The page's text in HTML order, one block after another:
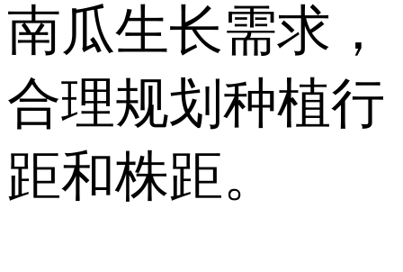
南瓜生长需求，
合理规划种植行
距和株距。